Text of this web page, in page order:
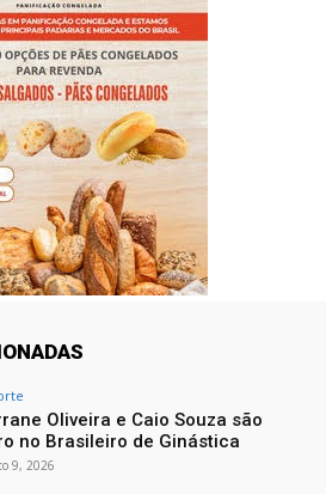
Oliveira e Caio Souza são
no Brasileiro de Ginástica
9, 2026